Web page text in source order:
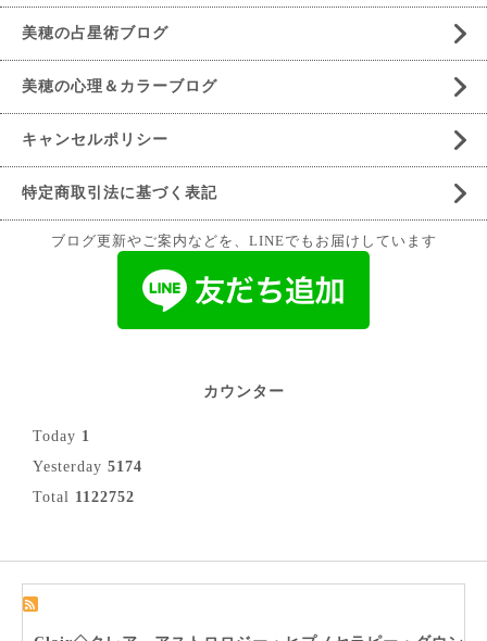
美穂の占星術ブログ
美穂の心理＆カラーブログ
キャンセルポリシー
特定商取引法に基づく表記
ブログ更新やご案内などを、LINEでもお届けしています
カウンター
Today 1
Yesterday 5174
Total 1122752